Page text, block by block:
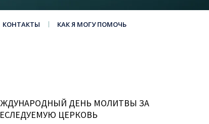
КОНТАКТЫ КАК Я МОГУ ПОМОЧЬ
ДЕНЬ МОЛИТВЫ ЗА
ЦЕРКОВЬ